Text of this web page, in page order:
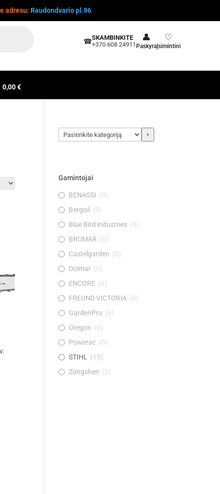
adresu: Raudondvario pl.96
☎SKAMBINKITE
+370 608 24911
👤
Paskyra
♡
Įsimintini
0,00 €
Pasirinkite
kategoriją
Gamintojai
BENASSI (0)
Bergoil
(0)
Blue Bird industries (0)
BRUMAR (0)
Castelgarden (0)
Dolmar (0)
ENCORE (0)
FREUND VICTORIA (0)
GardenPro (0)
Oregon (0)
Powerac (0)
STIHL
(15)
Zongshen (0)